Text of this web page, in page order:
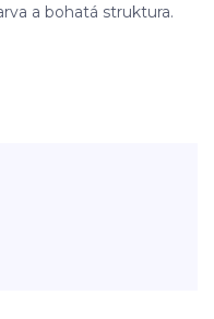
a bohatá struktura.